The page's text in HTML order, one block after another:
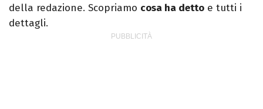
della redazione. Scopriamo cosa ha detto e tutti i
dettagli.